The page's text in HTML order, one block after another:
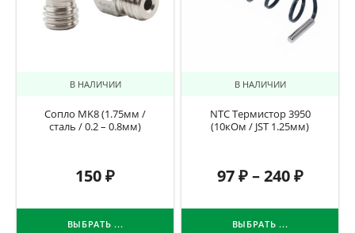
В НАЛИЧИИ
Сопло MK8 (1.75мм /
сталь / 0.2 – 0.8мм)
150₽
ВЫБРАТЬ ...
В НАЛИЧИИ
NTC Термистор 3950
(10кОм / JST 1.25мм)
97₽–240₽
ВЫБРАТЬ ...